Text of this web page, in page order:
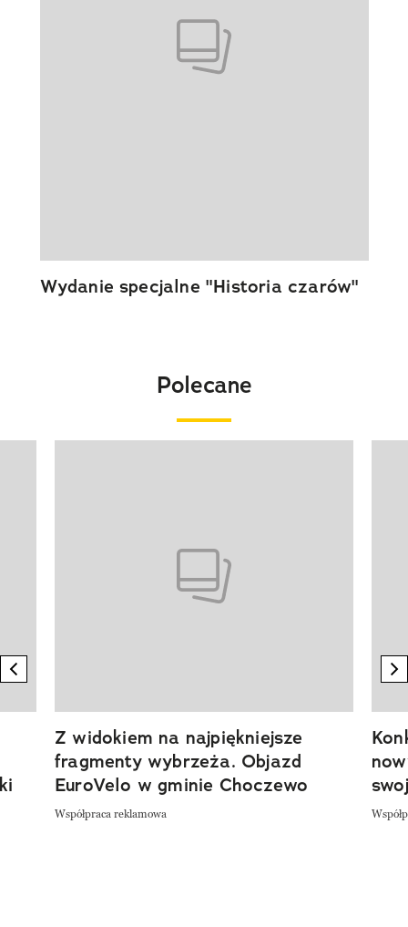
Wydanie specjalne "Historia czarów"
Polecane
previous element
Z widokiem na najpiękniejsze
fragmenty wybrzeża. Objazd
EuroVelo w gminie Choczewo
Współpraca reklamowa